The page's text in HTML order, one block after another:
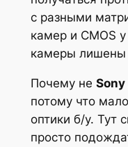
с разными
камер и CMOS
камеры лишены
Почему не Sony
потому что
оптики б/у. Тут
просто